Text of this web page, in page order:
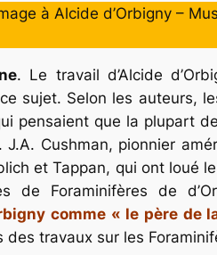
à Alcide d’Orbigny –
. Le travail d’Alcide
sujet. Selon les auteurs,
pensaient que la plupart
Cushman, pionnier
et Tappan, qui ont loué
de Foraminifères de
comme « le père de
travaux sur les